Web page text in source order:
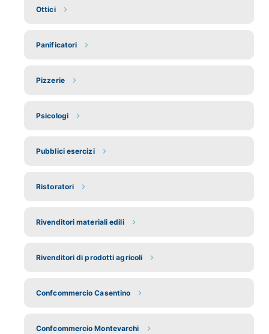
Ottici
Panificatori
Pizzerie
Psicologi
Pubblici esercizi
Ristoratori
Rivenditori materiali edili
Rivenditori di prodotti agricoli
Confcommercio Casentino
Confcommercio Montevarchi